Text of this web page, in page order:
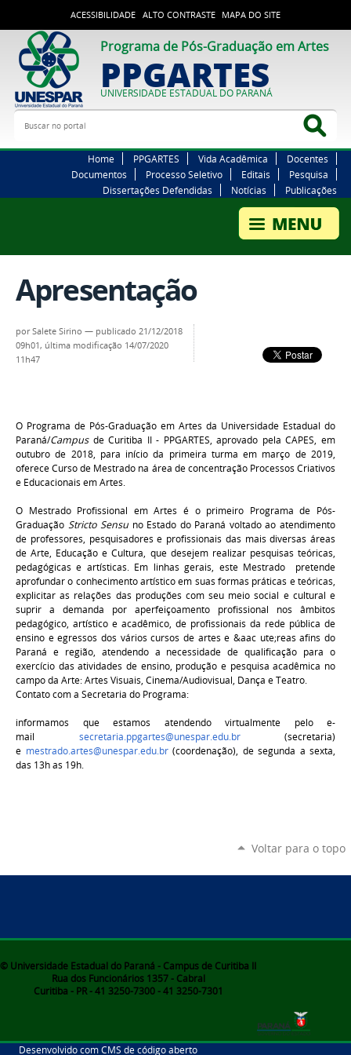
ACESSIBILIDADE ALTO CONTRASTE MAPA DO SITE
Programa de Pós-Graduação em Artes
PPGARTES
UNIVERSIDADE ESTADUAL DO PARANÁ
Buscar no portal
Home PPGARTES Vida Acadêmica
Docentes
Documentos
Processo Seletivo Editais
Pesquisa
Dissertações Defendidas
Notícias Publicações
Apresentação
porSalete Sirino — publicado 21/12/2018
09h01, última modificação 14/07/2020
11h47
O Programa de Pós-Graduação em Artes da Universidade Estadual do
Paraná/Campusde Curitiba II - PPGARTES, aprovado pela CAPES, em
outubro de 2018, para início da primeira turma em março de 2019,
oferece Curso de Mestrado na área de concentração Processos Criativos
e Educacionais em Artes.
O Mestrado Profissional em Artes é o primeiro Programa de Pós-
Graduação Stricto Sensuno Estado do Paraná voltado ao atendimento
de professores, pesquisadores e profissionais das mais diversas áreas
de Arte, Educação e Cultura, que desejem realizar pesquisas teóricas,
pedagógicas e artísticas. Em linhas gerais, este Mestrado pretende
aprofundar o conhecimento artístico em suas formas práticas e teóricas,
explicitar as relações das produções com seu meio social e cultural e
suprir a demanda por aperfeiçoamento profissional nos âmbitos
pedagógico, artístico e acadêmico, de profissionais da rede pública de
ensino e egressos dos vários cursos de artes e &aac ute;reas afins do
Paraná e região, atendendo a necessidade de qualificação para o
exercício das atividades de ensino, produção e pesquisa acadêmica no
campo da Arte:Artes Visuais, Cinema/Audiovisual, Dança e Teatro.
Contato com a Secretaria do Programa:
informamos que estamos atendendo virtualmente pelo e-
mail secretaria.ppgartes@unespar.edu.br(secretaria)
e mestrado.artes@unespar.edu.br(coordenação), de segunda a sexta,
das 13h as 19h.
Voltar para o topo
© Universidade Estadual do Paraná - Campus de Curitiba II
Rua dos Funcionários 1357 - Cabral
Curitiba - PR - 41 3250-7300 - 41 3250-7301
Desenvolvido com CMS de código aberto